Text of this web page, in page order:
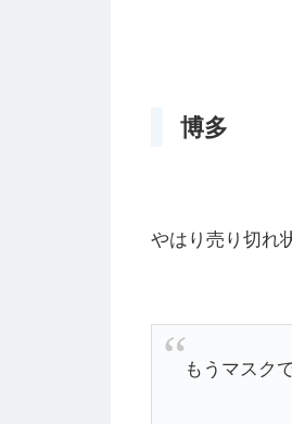
博多
やはり売り切れ
もうマスク